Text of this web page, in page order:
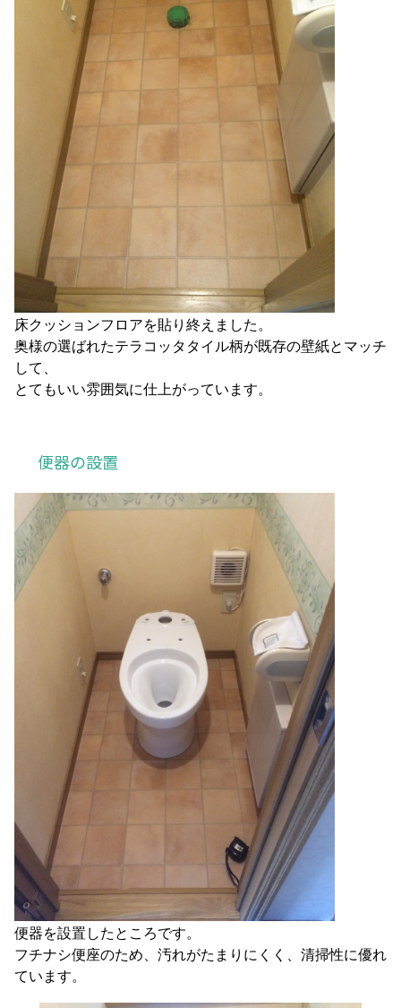
床クッションフロアを貼り終えました。
奥様の選ばれたテラコッタタイル柄が既存の壁紙とマッチ
して、
とてもいい雰囲気に仕上がっています。
便器の設置
便器を設置したところです。
フチナシ便座のため、汚れがたまりにくく、清掃性に優れ
ています。